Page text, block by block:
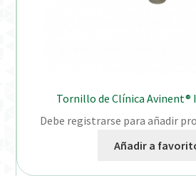
Tornillo de Clínica Avinent®
Debe registrarse para añadir
Añadir a